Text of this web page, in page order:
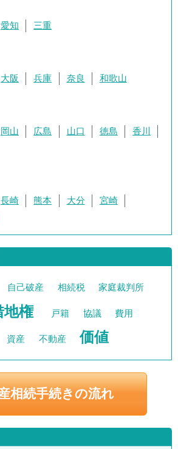
愛知 三重
大阪 兵庫 奈良 和歌山
岡山 広島 山口 徳島
香川
長崎 熊本 大分
宮崎
自己破産 相続税 家庭裁判所
地権 戸籍 協議 費用
資産 不動産 価値
相続手続きの流れ